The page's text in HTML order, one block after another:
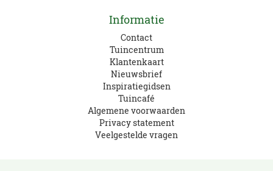
Informatie
Contact
Tuincentrum
Klantenkaart
Nieuwsbrief
Inspiratiegidsen
Tuincafé
Algemene voorwaarden
Privacy statement
Veelgestelde vragen